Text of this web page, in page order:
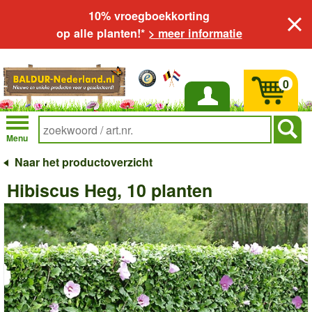
10% vroegboekkorting
op alle planten!* > meer informatie
Inloggen
Menu
0
Naar het productoverzicht
Hibiscus Heg, 10 planten